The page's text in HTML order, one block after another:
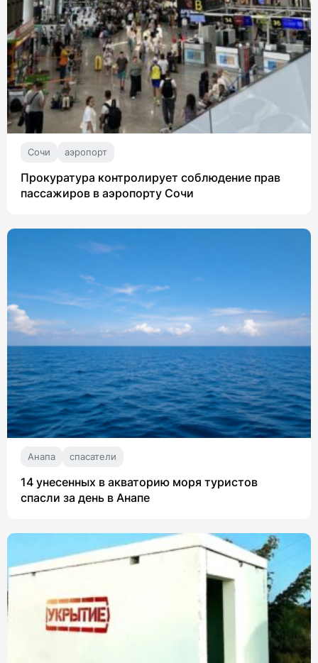
Сочи аэропорт
Прокуратура контролирует соблюдение прав
пассажиров в аэропорту Сочи
Анапа спасатели
14 унесенных в акваторию моря туристов
спасли за день в Анапе